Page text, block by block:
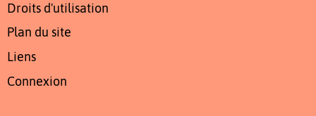
Droits d'utilisation
Plan du site
Liens
Connexion